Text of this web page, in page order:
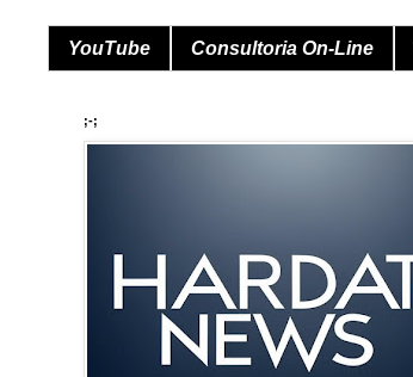
YouTube Consultoria On-Line
;-;